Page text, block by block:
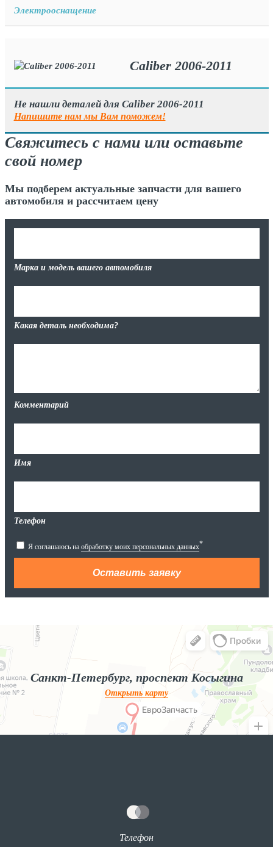
Электрооснащение
Caliber 2006-2011
Не нашли деталей для Caliber 2006-2011
Напишите нам мы Вам поможем!
Свяжитесь с нами или оставьте
свой номер
Мы подберем актуальные запчасти для вашего
автомобиля и рассчитаем цену
Марка и модель вашего автомобиля
Какая деталь необходима?
Комментарий
Имя
Телефон
Я соглашаюсь на обработку моих персональных данных*
Яндекс.Карты
Яндекс.Карты — поиск мест и адресов, городской транспорт
Санкт-Петербург, проспект Косыгина
Открыть карту
Телефон